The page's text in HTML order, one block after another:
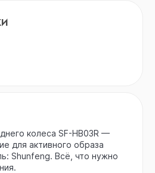
колеса SF-HB03R —
для активного образа
Shunfeng. Всё, что нужно